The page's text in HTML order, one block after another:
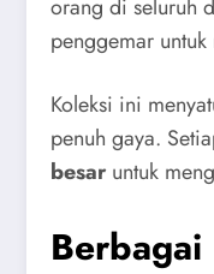
orang di seluruh
penggemar
Koleksi ini
penuh gaya.
besar untuk
Berbagai